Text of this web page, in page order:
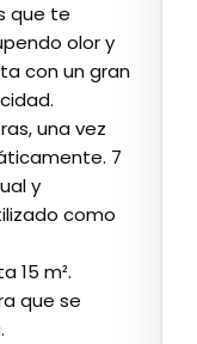
que te
olor y
con un gran
una vez
7
y
como
15 m².
que se